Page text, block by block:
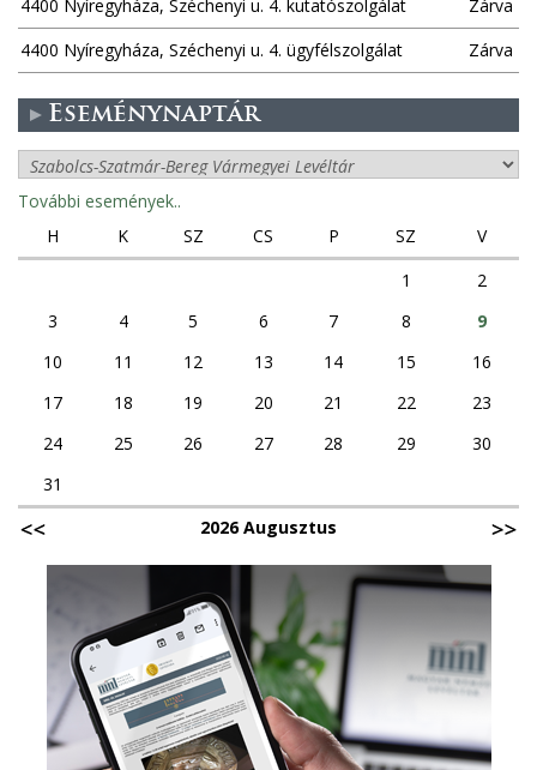
4400 Nyíregyháza, Széchenyi u. 4. kutatószolgálat
Zárva
4400 Nyíregyháza, Széchenyi u. 4. ügyfélszolgálat
Zárva
Eseménynaptár
További események..
H
K SZ CS P SZ
V
1
2
3
4 5 6 7 8
9
10
11 12 13 14 15
16
17
18 19 20 21 22
23
24
25 26 27 28 29
30
31
2026 Augusztus